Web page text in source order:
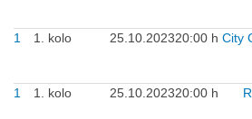
1
1. kolo 25.10.202320:00 h City
1
1. kolo 25.10.202320:00 h